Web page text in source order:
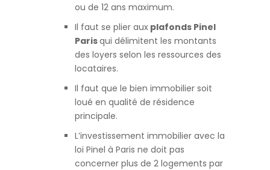
ou de 12 ans maximum.
Il faut se plier aux plafonds Pinel
Parisqui délimitent les montants
des loyers selon les ressources des
locataires.
Il faut que le bien immobilier soit
loué en qualité de résidence
principale.
L’investissement immobilier avec la
loi Pinel à Paris ne doit pas
concerner plus de 2 logements par